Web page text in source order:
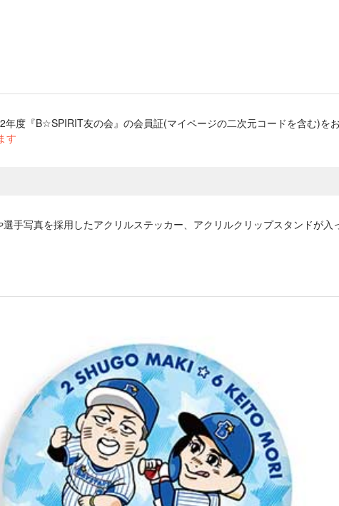
度『B☆SPIRIT友の会』の会員証(マイページの二次元コードを含む)を
す
写真を採用したアクリルステッカー、アクリルクリップスタンドが入